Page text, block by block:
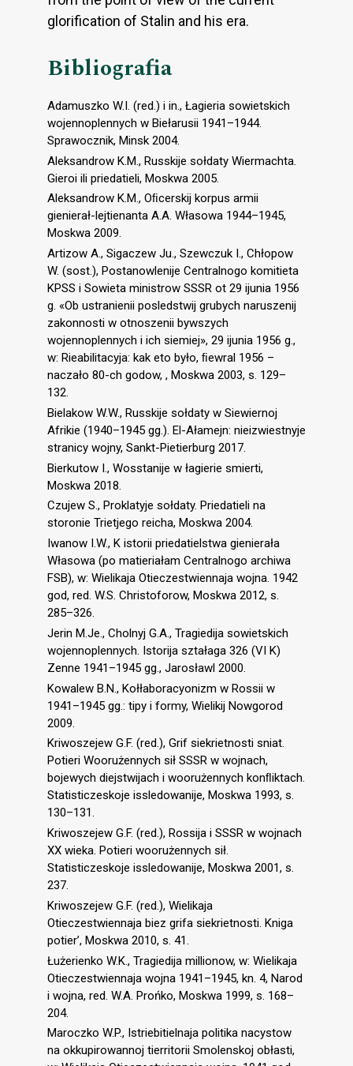
glorification of Stalin and his era.
Bibliografia
Adamuszko W.I. (red.) i in., Łagieria sowietskich
wojennoplennych w Biełarusii 1941–1944.
Sprawocznik, Minsk 2004.
Aleksandrow K.M., Russkije sołdaty Wiermachta.
Gieroi ili priedatieli, Moskwa 2005.
Aleksandrow K.M., Oﬁcerskij korpus armii
gienierał-lejtienanta A.A. Własowa 1944–1945,
Moskwa 2009.
Artizow A., Sigaczew Ju., Szewczuk I., Chłopow
W. (sost.), Postanowlenije Centralnogo komitieta
KPSS i Sowieta ministrow SSSR ot 29 ijunia 1956
g. «Ob ustranienii posledstwij grubych naruszenij
zakonnosti w otnoszenii bywszych
wojennoplennych i ich siemiej», 29 ijunia 1956 g.,
w: Rieabilitacyja: kak eto było, ﬁewral 1956 –
naczało 80-ch godow, , Moskwa 2003, s. 129–
132.
Bielakow W.W., Russkije sołdaty w Siewiernoj
Afrikie (1940–1945 gg.). El-Ałamejn: nieizwiestnyje
stranicy wojny, Sankt-Pietierburg 2017.
Bierkutow I., Wosstanije w łagierie smierti,
Moskwa 2018.
Czujew S., Proklatyje sołdaty. Priedatieli na
storonie Trietjego reicha, Moskwa 2004.
Iwanow I.W., K istorii priedatielstwa gienierała
Własowa (po matieriałam Centralnogo archiwa
FSB), w: Wielikaja Otieczestwiennaja wojna. 1942
god, red. W.S. Christoforow, Moskwa 2012, s.
285–326.
Jerin M.Je., Cholnyj G.A., Tragiedija sowietskich
wojennoplennych. Istorija ształaga 326 (VI K)
Zenne 1941–1945 gg., Jarosławl 2000.
Kowalew B.N., Kołłaboracyonizm w Rossii w
1941–1945 gg.: tipy i formy, Wielikij Nowgorod
2009.
Kriwoszejew G.F. (red.), Grif siekrietnosti sniat.
Potieri Woorużennych sił SSSR w wojnach,
bojewych diejstwijach i woorużennych konﬂiktach.
Statisticzeskoje issledowanije, Moskwa 1993, s.
130–131.
Kriwoszejew G.F. (red.), Rossija i SSSR w wojnach
XX wieka. Potieri woorużennych sił.
Statisticzeskoje issledowanije, Moskwa 2001, s.
237.
Kriwoszejew G.F. (red.), Wielikaja
Otieczestwiennaja biez grifa siekrietnosti. Kniga
potier’, Moskwa 2010, s. 41.
Łużerienko W.K., Tragiedija millionow, w: Wielikaja
Otieczestwiennaja wojna 1941–1945, kn. 4, Narod
i wojna, red. W.A. Prońko, Moskwa 1999, s. 168–
204.
Maroczko W.P., Istriebitielnaja politika nacystow
na okkupirowannoj tierritorii Smolenskoj obłasti,